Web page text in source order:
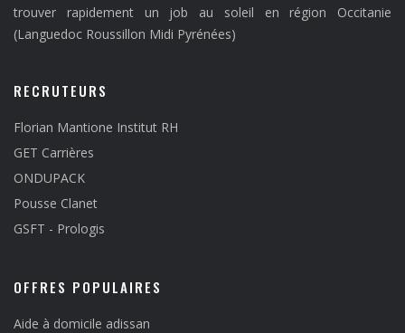
trouver rapidement un job au soleil en région Occitanie
(Languedoc Roussillon Midi Pyrénées)
RECRUTEURS
Florian Mantione Institut RH
GET Carrières
ONDUPACK
Pousse Clanet
GSFT - Prologis
OFFRES POPULAIRES
Aide à domicile adissan